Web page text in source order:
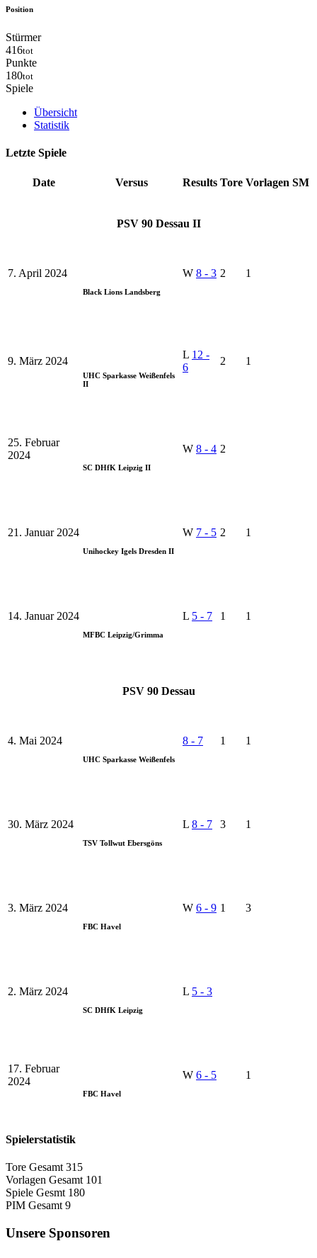
Position
Stürmer
416tot
Punkte
180tot
Spiele
Übersicht
Statistik
Letzte Spiele
Date Versus Results Tore Vorlagen SM
PSV 90 Dessau II
7. April 2024
Black Lions Landsberg
W 8 - 3 2 1
9. März 2024
UHC Sparkasse Weißenfels
II
L 12 -
6
2 1
25. Februar
2024
SC DHfK Leipzig II
W 8 - 4 2
21. Januar 2024
Unihockey Igels Dresden II
W 7 - 5 2 1
14. Januar 2024
MFBC Leipzig/Grimma
L 5 - 7 1 1
PSV 90 Dessau
4. Mai 2024
UHC Sparkasse Weißenfels
8 - 7 1 1
30. März 2024
TSV Tollwut Ebersgöns
L 8 - 7 3 1
3. März 2024
FBC Havel
W 6 - 9 1 3
2. März 2024
SC DHfK Leipzig
L 5 - 3
17. Februar
2024
FBC Havel
W 6 - 5 1
Spielerstatistik
Tore Gesamt 315
Vorlagen Gesamt 101
Spiele Gesmt 180
PIM Gesamt 9
Unsere Sponsoren